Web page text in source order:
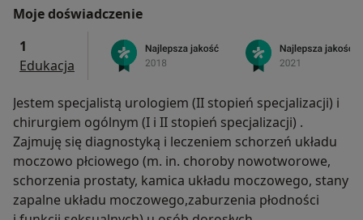
Moje doświadczenie
1
Edukacja
Jestem specjalistą urologiem (II stopień specjalizacji) i
chirurgiem ogólnym (I i II stopień specjalizacji) .
Zajmuję się diagnostyką i leczeniem schorzeń układu
moczowo płciowego (m. in. choroby nowotworowe,
schorzenia prostaty, kamica układu moczowego, stany
zapalne układu moczowego,zaburzenia płodności